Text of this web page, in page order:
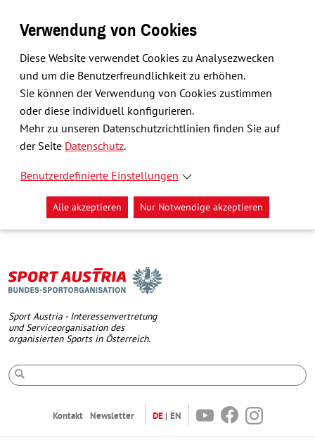
Verwendung von Cookies
Diese Website verwendet Cookies zu Analysezwecken
und um die Benutzerfreundlichkeit zu erhöhen.
Sie können der Verwendung von Cookies zustimmen
oder diese individuell konfigurieren.
Mehr zu unseren Datenschutzrichtlinien finden Sie auf
der Seite Datenschutz.
Benutzerdefinierte Einstellungen
Alle akzeptieren Nur Notwendige akzeptieren
Sport Austria - Interessenvertretung
und Serviceorganisation des
organisierten Sports in Österreich.
Kontakt Newsletter DE EN YoutubeFacebookInstagram